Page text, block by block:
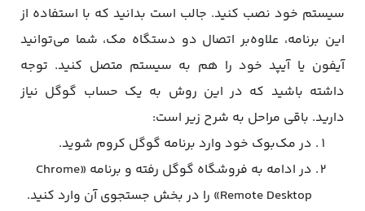
سیستم خود نصب کنید. جالب است بدانید که با استفاده از
این برنامه، علاوه‌بر اتصال دو دستگاه مک، شما می‌توانید
آیفون یا آیپد خود را هم به سیستم متصل کنید. توجه
داشته باشید که در این روش به یک حساب گوگل نیاز
دارید. باقی مراحل به شرح زیر است:
در مک‌بوک خود وارد برنامه گوگل کروم شوید.
در ادامه به فروشگاه گوگل رفته و برنامه «Chrome
Remote Desktop» را در بخش جستجوی آن وارد کنید.